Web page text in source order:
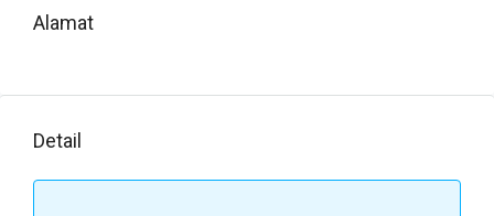
Alamat
Detail